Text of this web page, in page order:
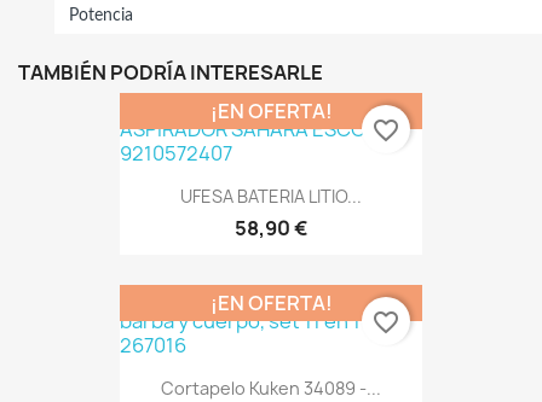
Potencia
TAMBIÉN PODRÍA INTERESARLE
UFESA BATERIA LITIO...
58,90 €
¡EN OFERTA!
favorite_border
Cortapelo Kuken 34089 -...
¡EN OFERTA!
favorite_border